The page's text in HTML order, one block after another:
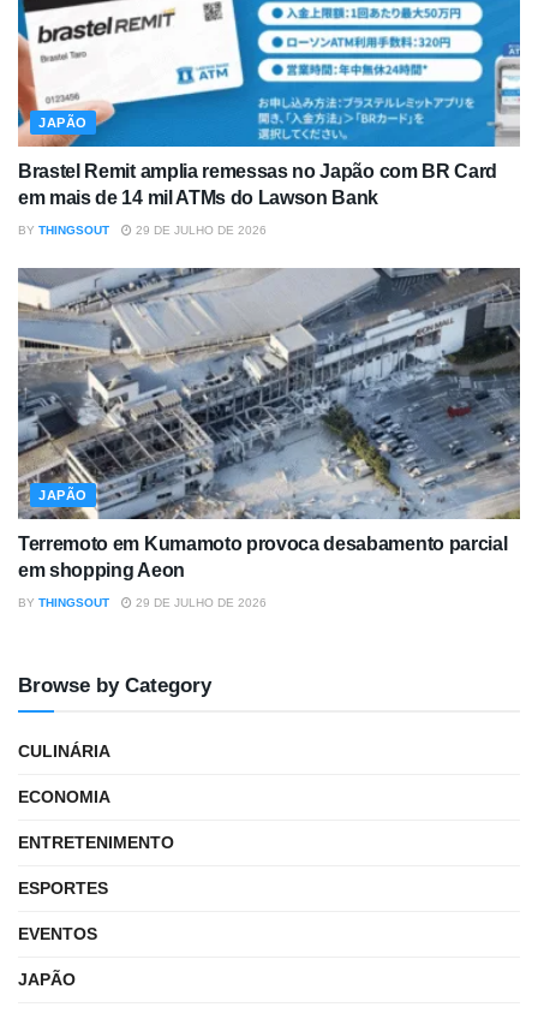
JAPÃO
Brastel Remit amplia remessas no Japão com BR Card
em mais de 14 mil ATMs do Lawson Bank
BY THINGSOUT 29 DE JULHO DE 2026
JAPÃO
Terremoto em Kumamoto provoca desabamento parcial
em shopping Aeon
BY THINGSOUT 29 DE JULHO DE 2026
Browse by Category
CULINÁRIA
ECONOMIA
ENTRETENIMENTO
ESPORTES
EVENTOS
JAPÃO